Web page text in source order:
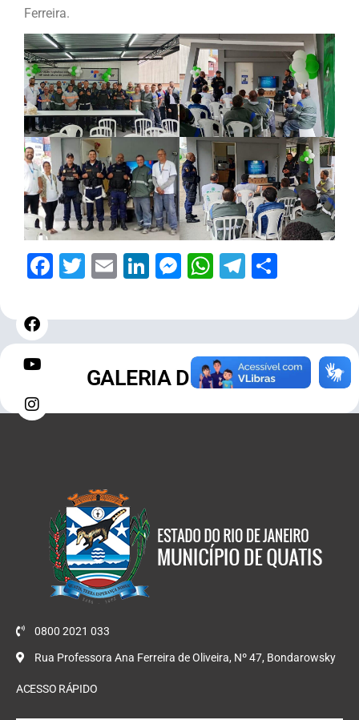
Ferreira.
Facebook
Twitter
EmailLinkedIn
Messenger
WhatsApp
Telegram
GALERIA DE FOTOS
0800 2021 033
Rua Professora Ana Ferreira de Oliveira, Nº 47, Bondarowsky
ACESSO RÁPIDO